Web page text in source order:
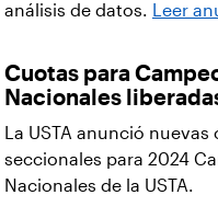
análisis de datos.
Leer
Cuotas para
Nacionales
La USTA anunció nuevas
seccionales para 2024
Nacionales de la USTA.